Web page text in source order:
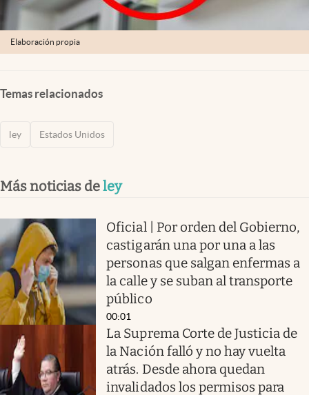
Elaboración propia
Temas relacionados
ley Estados Unidos
Más noticias deley
Oficial | Por orden del Gobierno,
castigarán una por una a las
personas que salgan enfermas a
la calle y se suban al transporte
público
00:01
La Suprema Corte de Justicia de
la Nación falló y no hay vuelta
atrás. Desde ahora quedan
invalidados los permisos para